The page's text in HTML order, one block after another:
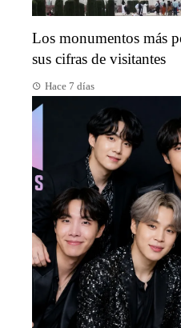
Los monumentos más
sus cifras de visitantes
Hace 7 días